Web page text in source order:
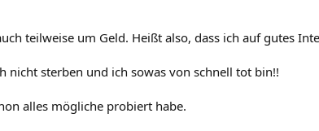
teilweise um Geld. Heißt also, dass ich auf gutes
nicht sterben und ich sowas von schnell tot bin!!
alles mögliche probiert habe.